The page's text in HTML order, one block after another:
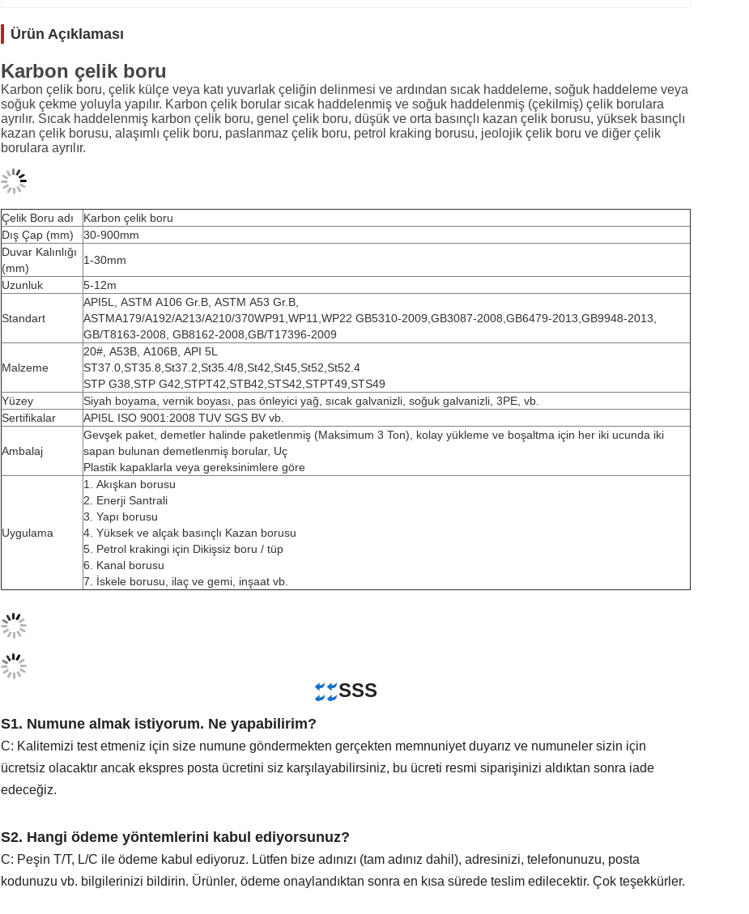
Ürün Açıklaması
Karbon çelik boru
Karbon çelik boru, çelik külçe veya katı yuvarlak çeliğin delinmesi ve ardından sıcak haddeleme, soğuk haddeleme veya
soğuk çekme yoluyla yapılır. Karbon çelik borular sıcak haddelenmiş ve soğuk haddelenmiş (çekilmiş) çelik borulara
ayrılır. Sıcak haddelenmiş karbon çelik boru, genel çelik boru, düşük ve orta basınçlı kazan çelik borusu, yüksek basınçlı
kazan çelik borusu, alaşımlı çelik boru, paslanmaz çelik boru, petrol kraking borusu, jeolojik çelik boru ve diğer çelik
borulara ayrılır.
Çelik Boru adı
Karbon çelik boru
Dış Çap (mm)
30-900mm
Duvar Kalınlığı
(mm)
1-30mm
Uzunluk
5-12m
Standart
API5L, ASTM A106 Gr.B, ASTM A53 Gr.B,
ASTMA179/A192/A213/A210/370WP91,WP11,WP22 GB5310-2009,GB3087-2008,GB6479-2013,GB9948-2013,
GB/T8163-2008, GB8162-2008,GB/T17396-2009
Malzeme
20#, A53B, A106B, API 5L
ST37.0,ST35.8,St37.2,St35.4/8,St42,St45,St52,St52.4
STP G38,STP G42,STPT42,STB42,STS42,STPT49,STS49
Yüzey
Siyah boyama, vernik boyası, pas önleyici yağ, sıcak galvanizli, soğuk galvanizli, 3PE, vb.
Sertifikalar
API5L ISO 9001:2008 TUV SGS BV vb.
Ambalaj
Gevşek paket, demetler halinde paketlenmiş (Maksimum 3 Ton), kolay yükleme ve boşaltma için her iki ucunda iki
sapan bulunan demetlenmiş borular, Uç
Plastik kapaklarla veya gereksinimlere göre
Uygulama
1. Akışkan borusu
2. Enerji Santrali
3. Yapı borusu
4. Yüksek ve alçak basınçlı Kazan borusu
5. Petrol krakingi için Dikişsiz boru / tüp
6. Kanal borusu
7. İskele borusu, ilaç ve gemi, inşaat vb.
SSS
S1. Numune almak istiyorum. Ne yapabilirim?
C: Kalitemizi test etmeniz için size numune göndermekten gerçekten memnuniyet duyarız ve numuneler sizin için
ücretsiz olacaktır ancak ekspres posta ücretini siz karşılayabilirsiniz, bu ücreti resmi siparişinizi aldıktan sonra iade
edeceğiz.
S2. Hangi ödeme yöntemlerini kabul ediyorsunuz?
C: Peşin T/T, L/C ile ödeme kabul ediyoruz. Lütfen bize adınızı (tam adınız dahil), adresinizi, telefonunuzu, posta
kodunuzu vb. bilgilerinizi bildirin. Ürünler, ödeme onaylandıktan sonra en kısa sürede teslim edilecektir. Çok teşekkürler.